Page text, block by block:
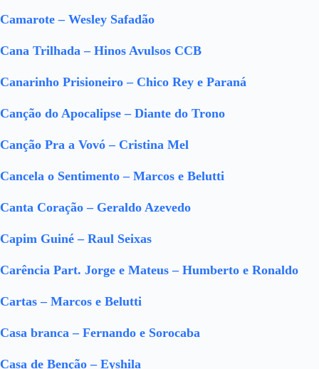
Camarote – Wesley Safadão
Cana Trilhada – Hinos Avulsos CCB
Canarinho Prisioneiro – Chico Rey e Paraná
Canção do Apocalipse – Diante do Trono
Canção Pra a Vovó – Cristina Mel
Cancela o Sentimento – Marcos e Belutti
Canta Coração – Geraldo Azevedo
Capim Guiné – Raul Seixas
Carência Part. Jorge e Mateus – Humberto e Ronaldo
Cartas – Marcos e Belutti
Casa branca – Fernando e Sorocaba
Casa de Benção – Eyshila